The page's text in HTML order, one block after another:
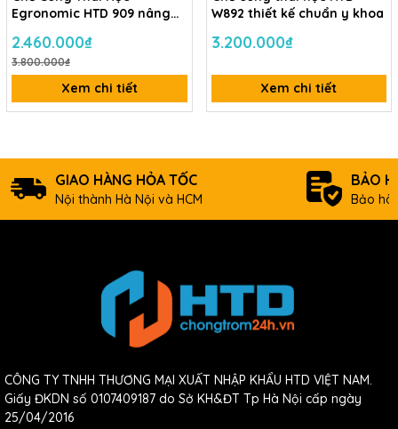
• Hỗ trợ cột sống tối đa: Thiết kế tựa lưng uốn lượn theo đường
Egronomic HTD 909 nâng
2.460.000₫
3.800.000₫
Xem chi tiết
W892 thiết kế chuẩn y khoa
3.200.000₫
Xem chi tiết
GIAO HÀNG HỎA TỐC
Nội thành Hà Nội và HCM
BẢO
Bảo
CÔNG TY TNHH THƯƠNG MẠI XUẤT NHẬP KHẨU HTD VIỆT NAM.
Giấy ĐKDN số 0107409187 do Sở KH&ĐT Tp Hà Nội cấp ngày
25/04/2016